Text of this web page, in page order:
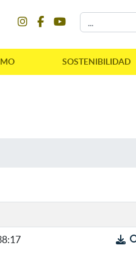
SOSTENIBILIDAD